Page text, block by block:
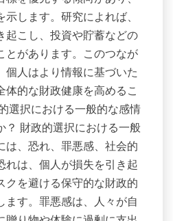
します。研究によれば、
起こし、投資や貯蓄などの
とがあります。このつなが
個人はより情報に基づいた
体的な財政健康を高めるこ
選択における一般的な感情
？ 財政的選択における一般
は、恐れ、罪悪感、社会的
れは、個人が損失を引き起
クを避ける保守的な財政的
ます。罪悪感は、人々が自